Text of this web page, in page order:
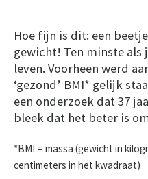
Hoe fijn is dit: een
gewicht! Ten minste als
leven. Voorheen werd
‘gezond’ BMI* gelijk
een onderzoek dat 37
bleek dat het beter is
*BMI = massa (gewicht in
centimeters in het kwadraat)